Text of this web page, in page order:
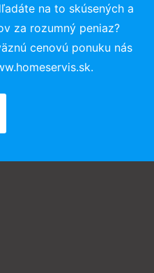
na to skúsených a
za rozumný peniaz?
cenovú ponuku nás